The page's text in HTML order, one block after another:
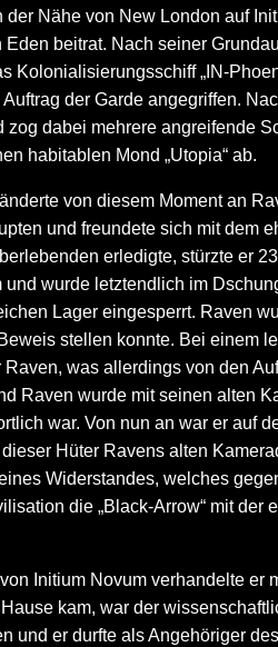
Nähe von New London auf
Eden beitrat. Nach seiner
Kolonialisierungsschiff „IN-
der Garde angegriffen.
dabei mehrere angreifende
habitablen Mond „Utopia“ ab.
von diesem Moment an
und freundete sich mit dem
erledigte, stürzte er
und wurde letztendlich im
Lager eingesperrt. Raven
stellen konnte. Bei einem
Raven, was allerdings von den
Raven wurde mit seinen alten
war. Von nun an war er auf
Hüter Ravens alten
Widerstandes, welches
die „Black-Arrow“ mit
Initium Novum verhandelte
kam, war der
und er durfte als Angehöriger